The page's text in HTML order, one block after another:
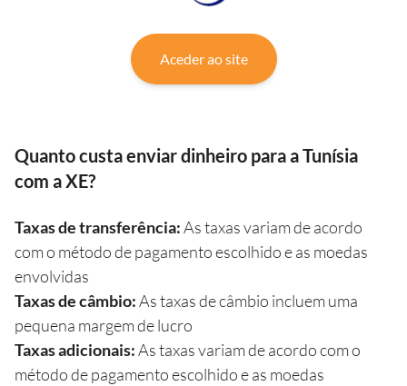
Aceder ao site
Quanto custa enviar dinheiro para a Tunísia
com a XE?
Taxas de transferência:As taxas variam de acordo
com o método de pagamento escolhido e as moedas
envolvidas
Taxas de câmbio:As taxas de câmbio incluem uma
pequena margem de lucro
Taxas adicionais:As taxas variam de acordo com o
método de pagamento escolhido e as moedas